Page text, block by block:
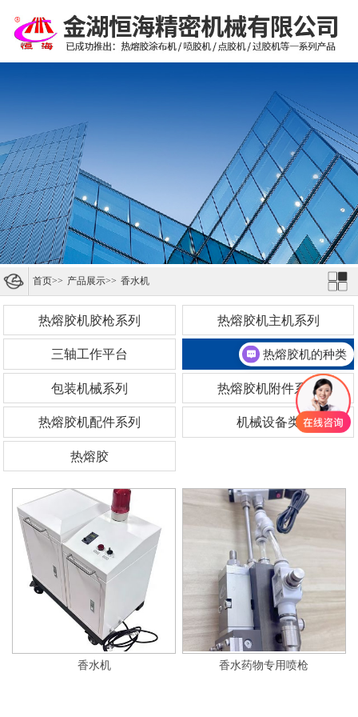
首页>> 产品展示>> 香水机
热熔胶机胶枪系列 热熔胶机主机系列
三轴工作平台 香水机
包装机械系列 热熔胶机附件系列
热熔胶机配件系列 机械设备类
热熔胶
香水机 香水药物专用喷枪
热熔胶机的种类